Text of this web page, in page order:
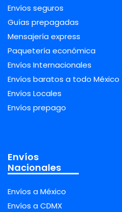
Envíos seguros
Guías prepagadas
Mensajería express
Paquetería económica
Envíos Internacionales
Envíos baratos a todo México
Envíos Locales
Envíos prepago
Envíos
Nacionales
Envíos a México
Envíos a CDMX